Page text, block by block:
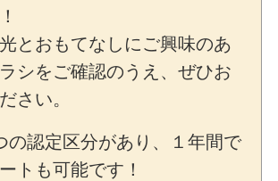
とおもてなしにご興味のあ
シをご確認のうえ、ぜひお
さい。
認定区分があり、１年間で
トも可能です！